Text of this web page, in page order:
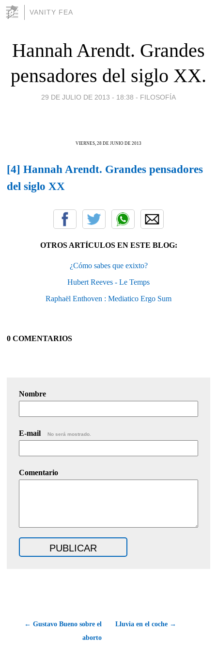
VANITY FEA
Hannah Arendt. Grandes
pensadores del siglo XX.
29 DE JULIO DE 2013 - 18:38 - FILOSOFÍA
VIERNES, 28 DE JUNIO DE 2013
[4] Hannah Arendt. Grandes pensadores
del siglo XX
OTROS ARTÍCULOS EN ESTE BLOG:
¿Cómo sabes que exixto?
Hubert Reeves - Le Temps
Raphaël Enthoven : Mediatico Ergo Sum
0 COMENTARIOS
Nombre
E-mail No será mostrado.
Comentario
← Gustavo Bueno sobre el
aborto
Lluvia en el coche →